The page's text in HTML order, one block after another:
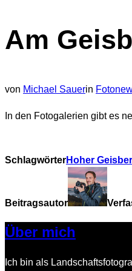
umschalten
Am
von Michael Sauerin
In den Fotogalerien gibt es
SchlagwörterHoher
Beitragsautor
Über mich
Ich bin als